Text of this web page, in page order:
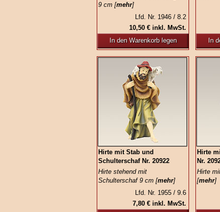
9 cm [mehr]
Lfd. Nr. 1946 / 8.2
10,50 € inkl. MwSt.
In den Warenkorb legen
In
Hirte mit Stab und
Schulterschaf Nr. 20922
Hirte stehend mit
Schulterschaf 9 cm [mehr]
Lfd. Nr. 1955 / 9.6
7,80 € inkl. MwSt.
Hirte
Nr.
Hirte
[mehr]